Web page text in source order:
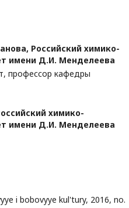
Российский химико-
имени Д.И. Менделеева
профессор кафедры
химико-
имени Д.И. Менделеева
i bobovyye kul'tury, 2016, no.